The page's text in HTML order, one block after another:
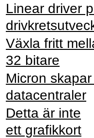
Linear driver
Växla fritt
32 bitare
Micron
datacentraler
Detta är inte
ett grafikkort